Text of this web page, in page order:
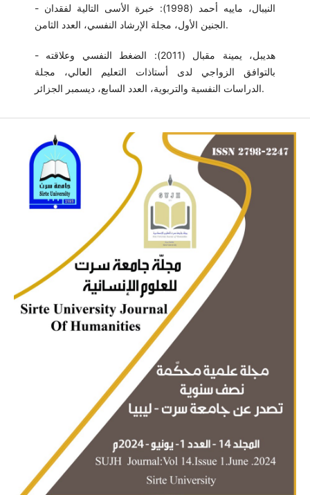
- النيبال، ماييه أحمد (1998): خبرة الأسى التالية لفقدان
الجنين الأول، مجلة الإرشاد النفسي، العدد الثامن.
- هديبل، يمينة مقبال (2011): الضغط النفسي وعلاقته
بالتوافق الزواجي لدى أستاذات التعليم العالي، مجلة
الدراسات النفسية والتربوية، العدد السابع، ديسمبر الجزائر.